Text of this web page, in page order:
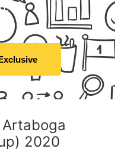
2020